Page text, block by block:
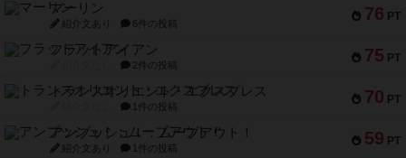
76 PT
マーリン
紹介文あり 6件の投稿
75 PT
フラットアイアン
2件の投稿
70 PT
トランスオリエント・エクスプレス
1件の投稿
59 PT
アンブッシュ！：ムーブアウト！
紹介文あり 1件の投稿